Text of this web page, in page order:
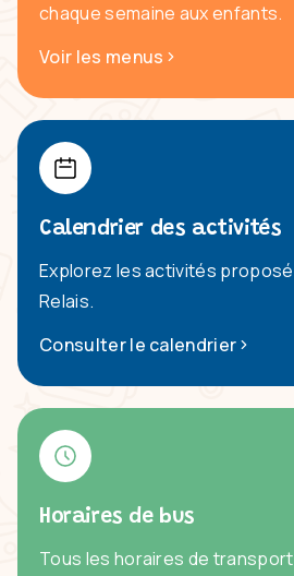
chaque semaine aux enfants.
Voir les menus
Calendrier des activités
Explorez les activités
Relais.
Consulter le calendrier
Horaires de bus
Tous les horaires de